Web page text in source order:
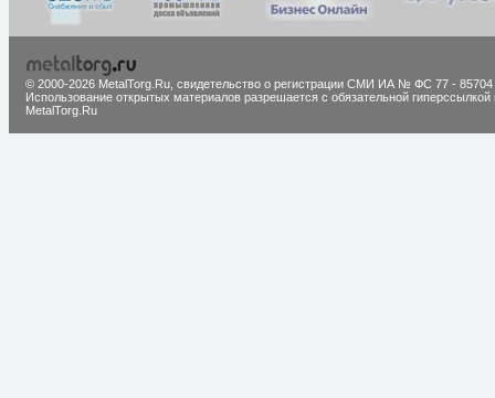
© 2000-2026 MetalTorg.Ru, cвидетельство о регистрации СМИ ИА № ФС 77 - 85704
Использование открытых материалов разрешается с обязательной гиперссылкой
MetalTorg.Ru